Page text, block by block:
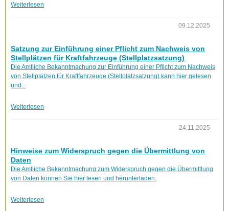
Weiterlesen
09.12.2025
Satzung zur Einführung einer Pflicht zum Nachweis von
Stellplätzen für Kraftfahrzeuge (Stellplatzsatzung)
Die Amtliche Bekanntmachung zur Einführung einer Pflicht zum Nachweis
von Stellplätzen für Kraftfahrzeuge (Stellplatzsatzung) kann hier gelesen
und...
Weiterlesen
24.11.2025
Hinweise zum Widerspruch gegen die Übermittlung von
Daten
Die Amtliche Bekanntmachung zum Widerspruch gegen die Übermittlung
von Daten können Sie hier lesen und herunterladen.
Weiterlesen